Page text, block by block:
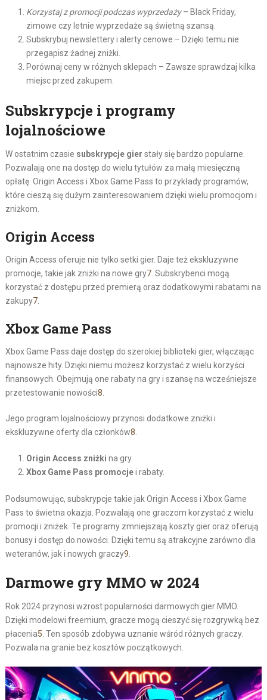
Korzystaj z promocji podczas wyprzedaży– Black Friday,
zimowe czy letnie wyprzedaże są świetną szansą.
Subskrybuj newslettery i alerty cenowe – Dzięki temu nie
przegapisz żadnej zniżki.
Porównaj ceny w różnych sklepach – Zawsze sprawdzaj kilka
miejsc przed zakupem.
Subskrypcje i programy
lojalnościowe
W ostatnim czasie subskrypcje gier stały się bardzo popularne.
Pozwalają one na dostęp do wielu tytułów za małą miesięczną
opłatę. Origin Access i Xbox Game Pass to przykłady programów,
które cieszą się dużym zainteresowaniem dzięki wielu promocjom i
zniżkom.
Origin Access
Origin Access oferuje nie tylko setki gier. Daje też ekskluzywne
promocje, takie jak zniżki na nowe gry7. Subskrybenci mogą
korzystać z dostępu przed premierą oraz dodatkowymi rabatami na
zakupy7.
Xbox Game Pass
Xbox Game Pass daje dostęp do szerokiej biblioteki gier, włączając
najnowsze hity. Dzięki niemu możesz korzystać z wielu korzyści
finansowych. Obejmują one rabaty na gry i szansę na wcześniejsze
przetestowanie nowości8.
Jego program lojalnościowy przynosi dodatkowe zniżki i
ekskluzywne oferty dla członków8.
Origin Access zniżki na gry.
Xbox Game Pass promocjei rabaty.
Podsumowując, subskrypcje takie jak Origin Access i Xbox Game
Pass to świetna okazja. Pozwalają one graczom korzystać z wielu
promocji i zniżek. Te programy zmniejszają koszty gier oraz oferują
bonusy i dostęp do nowości. Dzięki temu są atrakcyjne zarówno dla
weteranów, jak i nowych graczy9.
Darmowe gry MMO w 2024
Rok 2024 przynosi wzrost popularności darmowych gier MMO.
Dzięki modelowi freemium, gracze mogą cieszyć się rozgrywką bez
płacenia5. Ten sposób zdobywa uznanie wśród różnych graczy.
Pozwala na granie bez kosztów początkowych.